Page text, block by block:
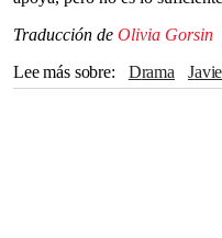
Traducción de Olivia Gorsin
Lee más sobre
drama